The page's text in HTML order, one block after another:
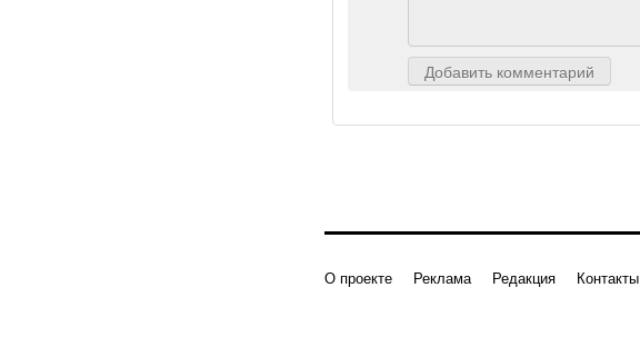
Добавить комментарий
О проекте Реклама Редакция Контакты